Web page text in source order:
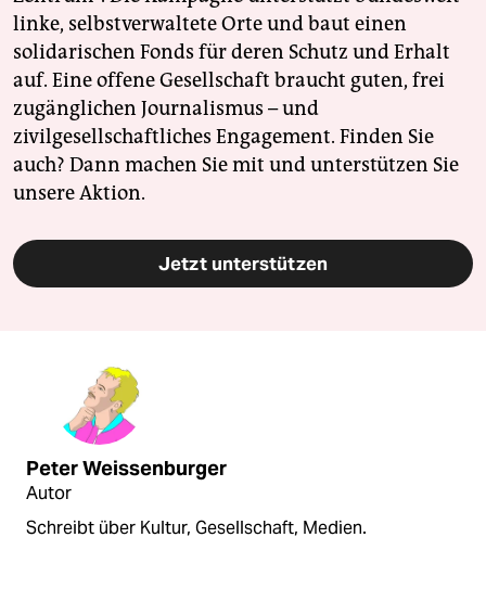
linke, selbstverwaltete Orte und baut einen
solidarischen Fonds für deren Schutz und Erhalt
auf. Eine offene Gesellschaft braucht guten, frei
zugänglichen Journalismus – und
zivilgesellschaftliches Engagement. Finden Sie
auch? Dann machen Sie mit und unterstützen Sie
unsere Aktion.
Jetzt unterstützen
Peter Weissenburger
Autor
Schreibt über Kultur, Gesellschaft, Medien.